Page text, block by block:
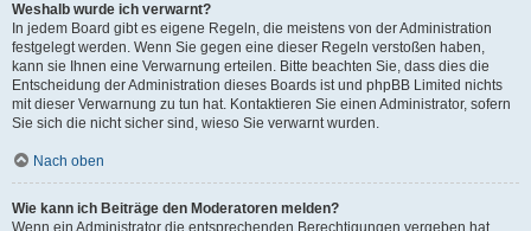
Weshalb wurde ich verwarnt?
In jedem Board gibt es eigene Regeln, die meistens von der Administration
festgelegt werden. Wenn Sie gegen eine dieser Regeln verstoßen haben,
kann sie Ihnen eine Verwarnung erteilen. Bitte beachten Sie, dass dies die
Entscheidung der Administration dieses Boards ist und phpBB Limited nichts
mit dieser Verwarnung zu tun hat. Kontaktieren Sie einen Administrator, sofern
Sie sich die nicht sicher sind, wieso Sie verwarnt wurden.
Nach oben
Wie kann ich Beiträge den Moderatoren melden?
Wenn ein Administrator die entsprechenden Berechtigungen vergeben hat,